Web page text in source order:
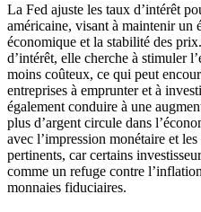
La Fed ajuste les taux d’intérêt
américaine, visant à maintenir un
économique et la stabilité des
d’intérêt, elle cherche à stimuler
moins coûteux, ce qui peut
entreprises à emprunter et à
également conduire à une
plus d’argent circule dans
avec l’impression monétaire et
pertinents, car certains
comme un refuge contre
monnaies fiduciaires.